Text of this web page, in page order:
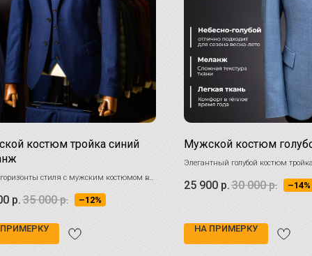
костюм тройка синий
стиля с мужским костюмом в
синем меланже, где тонкие черные
создавая сложный и
цветовой эффект
р. 35 000 р. –12%
Мужской костюм
Элегантный голубой костюм
летней ткани. Цвет этого костюма
популярен, что не удивительно - он
25 900 р. 30 000 р. –14%
НА ПРИМЕРКУ